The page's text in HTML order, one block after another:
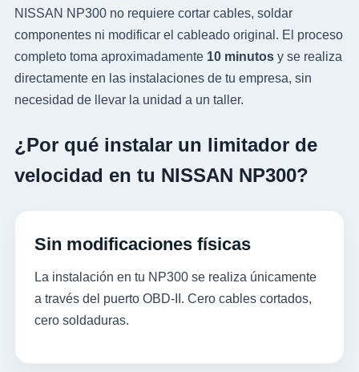
NISSAN NP300 no requiere cortar cables, soldar
componentes ni modificar el cableado original. El proceso
completo toma aproximadamente 10 minutosy se realiza
directamente en las instalaciones de tu empresa, sin
necesidad de llevar la unidad a un taller.
¿Por qué instalar un limitador de
velocidad en tu NISSAN NP300?
Sin modificaciones físicas
La instalación en tu NP300 se realiza únicamente
a través del puerto OBD-II. Cero cables cortados,
cero soldaduras.